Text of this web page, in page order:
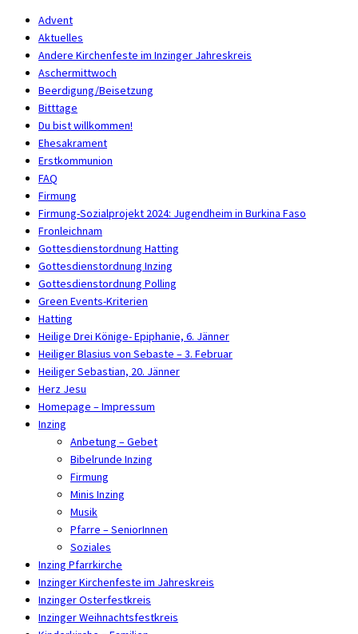
Advent
Aktuelles
Andere Kirchenfeste im Inzinger Jahreskreis
Aschermittwoch
Beerdigung/Beisetzung
Bitttage
Du bist willkommen!
Ehesakrament
Erstkommunion
FAQ
Firmung
Firmung-Sozialprojekt 2024: Jugendheim in Burkina Faso
Fronleichnam
Gottesdienstordnung Hatting
Gottesdienstordnung Inzing
Gottesdienstordnung Polling
Green Events-Kriterien
Hatting
Heilige Drei Könige- Epiphanie, 6. Jänner
Heiliger Blasius von Sebaste – 3. Februar
Heiliger Sebastian, 20. Jänner
Herz Jesu
Homepage – Impressum
Inzing
Anbetung – Gebet
Bibelrunde Inzing
Firmung
Minis Inzing
Musik
Pfarre – SeniorInnen
Soziales
Inzing Pfarrkirche
Inzinger Kirchenfeste im Jahreskreis
Inzinger Osterfestkreis
Inzinger Weihnachtsfestkreis